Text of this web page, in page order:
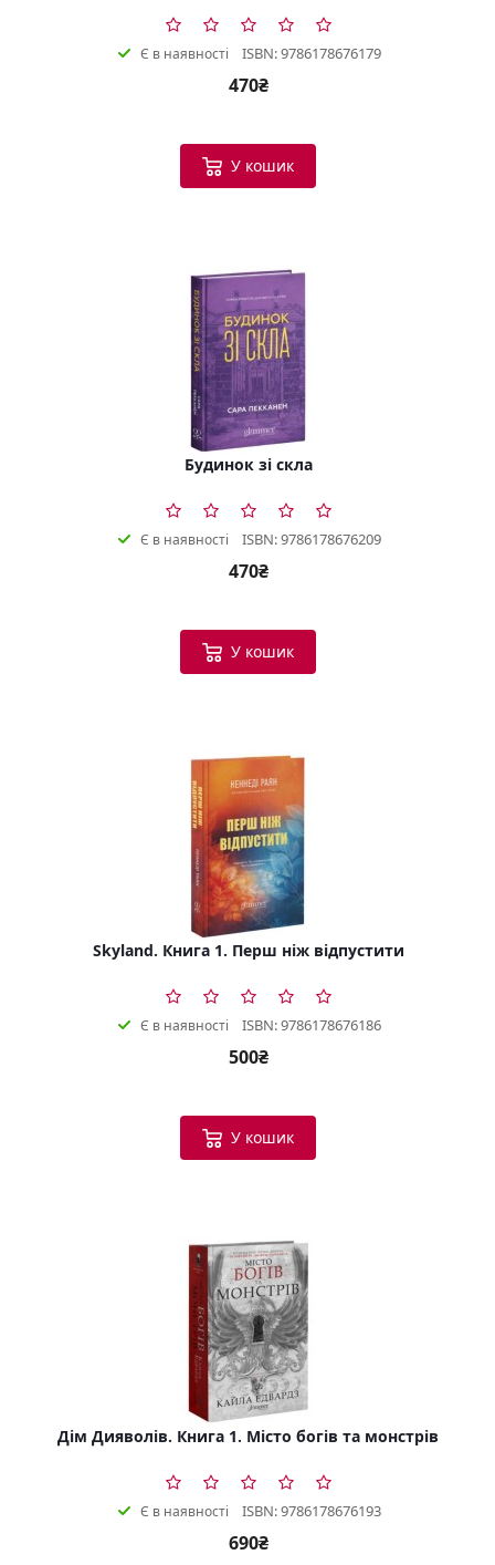
Є в наявності ISBN: 9786178676179
470₴
У кошик
Будинок зі скла
Є в наявності ISBN: 9786178676209
470₴
У кошик
Skyland. Книга 1. Перш ніж відпустити
Є в наявності ISBN: 9786178676186
500₴
У кошик
Дім Дияволів. Книга 1. Місто богів та монстрів
Є в наявності ISBN: 9786178676193
690₴